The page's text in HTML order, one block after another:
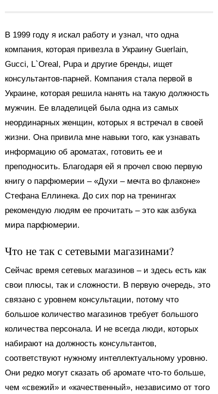
В 1999 году я искал работу и узнал, что одна
компания, которая привезла в Украину Guerlain,
Gucci, L`Oreal, Pupa и другие бренды, ищет
консультантов-парней. Компания стала первой в
Украине, которая решила нанять на такую должность
мужчин. Ее владелицей была одна из самых
неординарных женщин, которых я встречал в своей
жизни. Она привила мне навыки того, как узнавать
информацию об ароматах, готовить ее и
преподносить. Благодаря ей я прочел свою первую
книгу о парфюмерии – «Духи – мечта во флаконе»
Стефана Еллинека. До сих пор на тренингах
рекомендую людям ее прочитать – это как азбука
мира парфюмерии.
Что не так с сетевыми магазинами?
Сейчас время сетевых магазинов – и здесь есть как
свои плюсы, так и сложности. В первую очередь, это
связано с уровнем консультации, потому что
большое количество магазинов требует большого
количества персонала. И не всегда люди, которых
набирают на должность консультантов,
соответствуют нужному интеллектуальному уровню.
Они редко могут сказать об аромате что-то больше,
чем «свежий» и «качественный», независимо от того